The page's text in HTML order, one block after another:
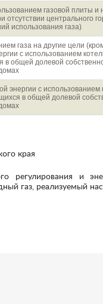
газовой плиты и
отсутствии центрального
использования газа)
газа на другие цели
с использованием
в общей долевой
энергии с использованием
в общей долевой
края
газ, реализуемый